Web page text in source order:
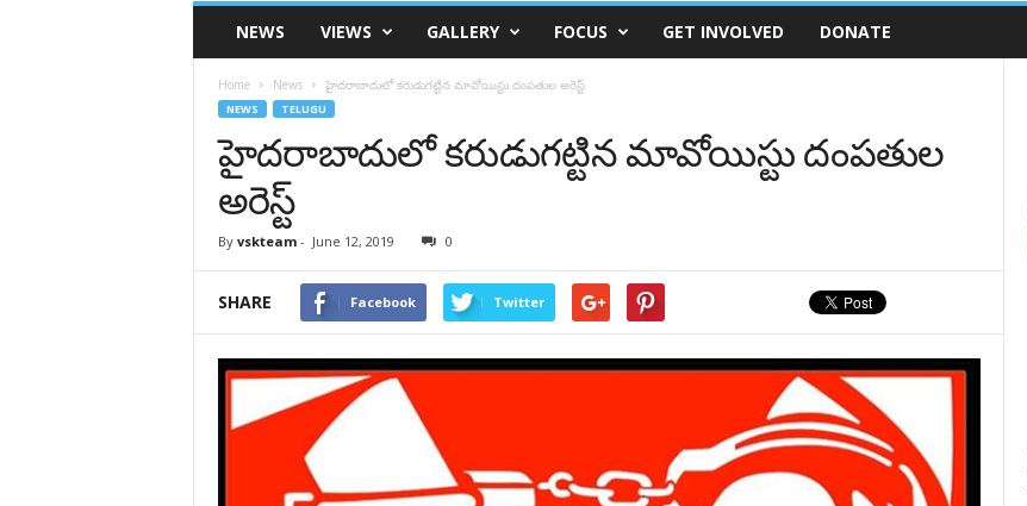
VSK
TelanganaNEWS VIEWS GALLERY FOCUS GET INVOLVED DONATE
Home News హైదరాబాదులో కరుడుగట్టిన మావోయిస్టు దంపతుల అరెస్ట్
NEWS TELUGU
హైదరాబాదులో కరుడుగట్టిన మావోయిస్టు దంపతుల
అరెస్ట్
By vskteam- June 12, 2019 0
SHARE Facebook Twitter